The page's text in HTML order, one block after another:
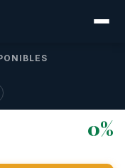
0%